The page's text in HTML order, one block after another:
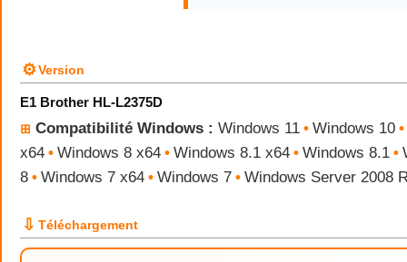
⚙Version
E1 Brother HL-L2375D
⊞ Compatibilité Windows : Windows 11 • Windows 10 •
x64 • Windows 8 x64 • Windows 8.1 x64 • Windows 8.1 •
8 • Windows 7 x64 • Windows 7 • Windows Server 2008
⇩ Téléchargement